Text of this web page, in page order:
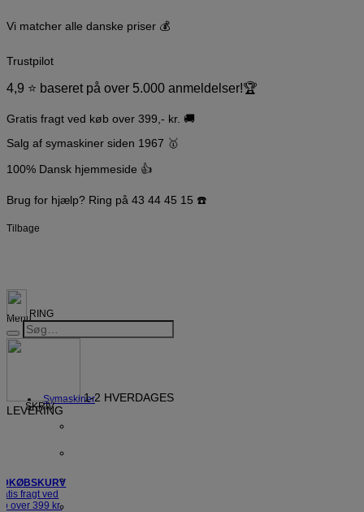
til
Vi matcher alle danske priser 💰
Trustpilot
4,9 ⭐️ baseret på over 5.000 anmeldelser!🏆
Gratis fragt ved køb over 399,- kr. 🚚
Salg af symaskiner siden 1967 🥇
100% Dansk hjemmeside 👍
Brug for hjælp? Ring på 43 44 45 15 ☎️
Tilbage
Menu
Symaskiner
RING
SKRIV
fragt ved
over 399 kr.
1-2 HVERDAGES
LEVERING